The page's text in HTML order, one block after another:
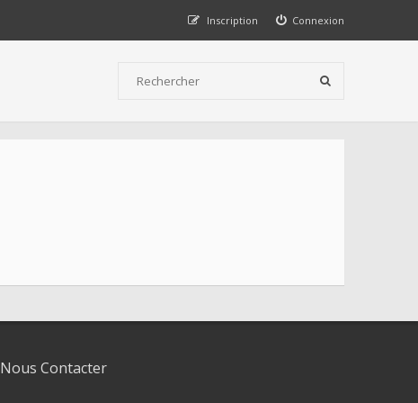
Connexion
Inscription
Nous Contacter